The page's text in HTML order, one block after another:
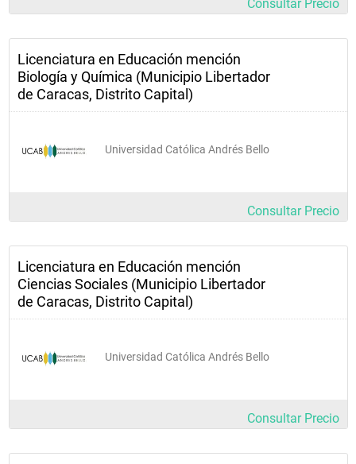
3H               2UC 3H               2UC              4 UC                 10UC
Institucional
31G014
31G027
Aplicación de la
Informática a la
Educación
Técnicas de
Consultar Precio
Licenciatura en Educación mención
Biología y Química (Municipio Libertador
de Caracas, Distrito Capital)
Universidad Católica Andrés Bello
Consultar Precio
Licenciatura en Educación mención
Ciencias Sociales (Municipio Libertador
de Caracas, Distrito Capital)
Universidad Católica Andrés Bello
Consultar Precio